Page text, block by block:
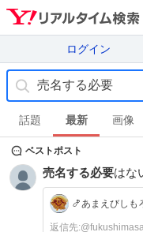
ログイン
話題 最新 画像
ベストポスト
売名する必要はな
返信先:@